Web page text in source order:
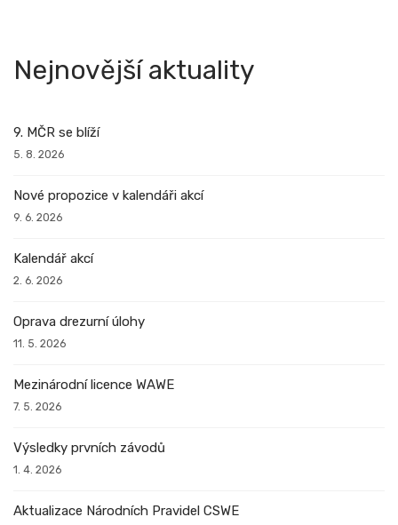
Nejnovější aktuality
9. MČR se blíží
5. 8. 2026
Nové propozice v kalendáři akcí
9. 6. 2026
Kalendář akcí
2. 6. 2026
Oprava drezurní úlohy
11. 5. 2026
Mezinárodní licence WAWE
7. 5. 2026
Výsledky prvních závodů
1. 4. 2026
Aktualizace Národních Pravidel CSWE